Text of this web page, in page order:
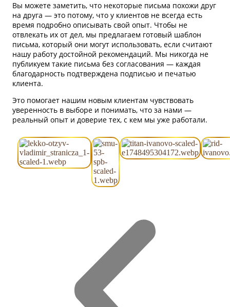
Вы можете заметить, что некоторые письма похожи друг
на друга — это потому, что у клиентов не всегда есть
время подробно описывать свой опыт. Чтобы не
отвлекать их от дел, мы предлагаем готовый шаблон
письма, который они могут использовать, если считают
нашу работу достойной рекомендаций. Мы никогда не
публикуем такие письма без согласования — каждая
благодарность подтверждена подписью и печатью
клиента.
Это помогает нашим новым клиентам чувствовать
уверенность в выборе и понимать, что за нами —
реальный опыт и доверие тех, с кем мы уже работали.